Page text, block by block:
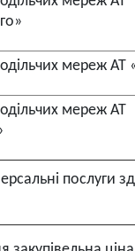
мереж АТ
мереж АТ
послуги